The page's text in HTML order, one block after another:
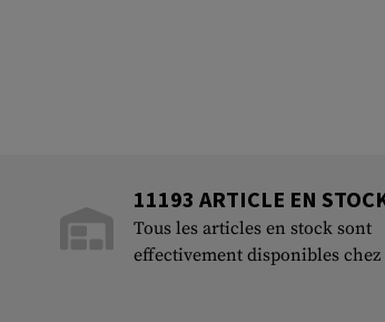
11193 ARTICLE EN
Tous les articles en stock sont
effectivement disponibles chez